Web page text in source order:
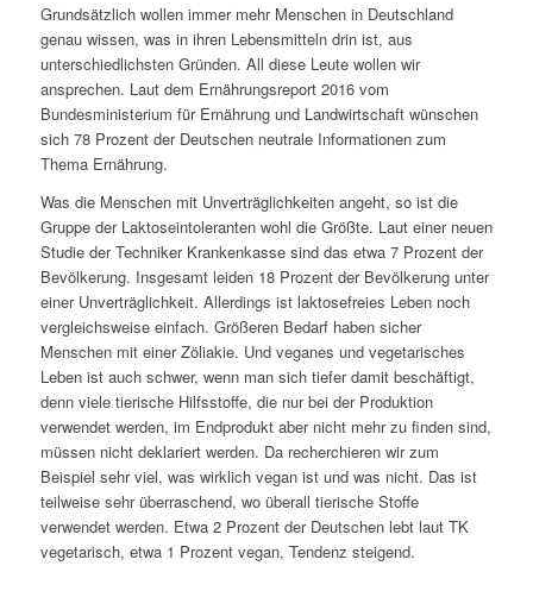
Grundsätzlich wollen immer mehr Menschen in Deutschland
genau wissen, was in ihren Lebensmitteln drin ist, aus
unterschiedlichsten Gründen. All diese Leute wollen wir
ansprechen. Laut dem Ernährungsreport 2016 vom
Bundesministerium für Ernährung und Landwirtschaft wünschen
sich 78 Prozent der Deutschen neutrale Informationen zum
Thema Ernährung.
Was die Menschen mit Unverträglichkeiten angeht, so ist die
Gruppe der Laktoseintoleranten wohl die Größte. Laut einer neuen
Studie der Techniker Krankenkasse sind das etwa 7 Prozent der
Bevölkerung. Insgesamt leiden 18 Prozent der Bevölkerung unter
einer Unverträglichkeit. Allerdings ist laktosefreies Leben noch
vergleichsweise einfach. Größeren Bedarf haben sicher
Menschen mit einer Zöliakie. Und veganes und vegetarisches
Leben ist auch schwer, wenn man sich tiefer damit beschäftigt,
denn viele tierische Hilfsstoffe, die nur bei der Produktion
verwendet werden, im Endprodukt aber nicht mehr zu finden sind,
müssen nicht deklariert werden. Da recherchieren wir zum
Beispiel sehr viel, was wirklich vegan ist und was nicht. Das ist
teilweise sehr überraschend, wo überall tierische Stoffe
verwendet werden. Etwa 2 Prozent der Deutschen lebt laut TK
vegetarisch, etwa 1 Prozent vegan, Tendenz steigend.